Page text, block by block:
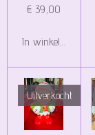
€ 39,00
In winkelwagen
Uitverkocht